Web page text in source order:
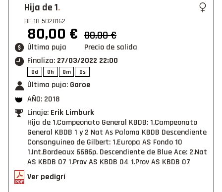
Hija de 1
BE-18-5028162
80,00 € 80,00€
Última puja
Precio de salida
Finaliza: 27/03/2022 22:00
0d 0h 0m 0s
Última puja: Garoe
AÑO: 2018
Linaje: Erik Limburk
Hija de 1.Campeonato General KBDB: 1.Campeonato
General KBDB 1 y 2 Nat As Paloma KBDB Descendiente
Consanguineo de Gilbert: 1.Europa AS Fondo 10
1.Int.Bordeaux 6686p. Descendiente de Blue Ace: 2.Nat
AS KBDB 07 1.Prov AS KBDB 04 1.Prov AS KBDB 07
Ver pedigrí